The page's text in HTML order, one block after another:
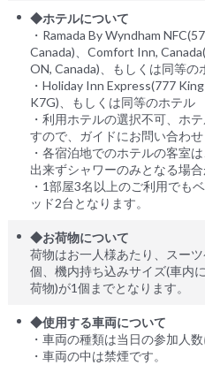
◆ホテルについて
・Ramada By Wyndham
Canada)、Comfort Inn,
ON, Canada)、もしくは同等の
・Holiday Inn Express(777
K7G)、もしくは同等のホテル
・利用ホテルの選択不可、ホ
すので、ガイドにお問い合わせ
・各宿泊地でのホテルの客室
出来ずシャワーのみとなる場合
・1部屋3名以上のご利用でも
ッド2台となります。
◆お荷物について
荷物はお一人様あたり、スー
個、機内持ち込みサイズ(車内
荷物)が1個までとなります。
◆使用する車両について
・車両の種類は当日の参加人
・車両の中は禁煙です。